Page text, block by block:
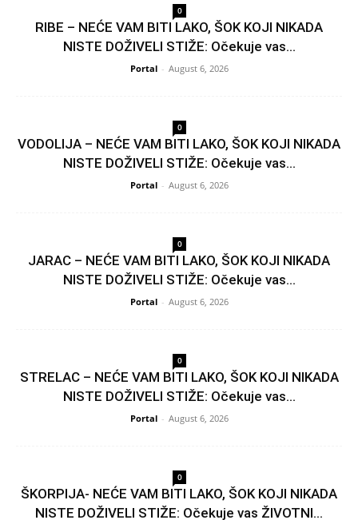
0
RIBE – NEĆE VAM BITI LAKO, ŠOK KOJI NIKADA
NISTE DOŽIVELI STIŽE: Očekuje vas...
Portal - August 6, 2026
0
VODOLIJA – NEĆE VAM BITI LAKO, ŠOK KOJI NIKADA
NISTE DOŽIVELI STIŽE: Očekuje vas...
Portal - August 6, 2026
0
JARAC – NEĆE VAM BITI LAKO, ŠOK KOJI NIKADA
NISTE DOŽIVELI STIŽE: Očekuje vas...
Portal - August 6, 2026
0
STRELAC – NEĆE VAM BITI LAKO, ŠOK KOJI NIKADA
NISTE DOŽIVELI STIŽE: Očekuje vas...
Portal - August 6, 2026
0
ŠKORPIJA- NEĆE VAM BITI LAKO, ŠOK KOJI NIKADA
NISTE DOŽIVELI STIŽE: Očekuje vas ŽIVOTNI...